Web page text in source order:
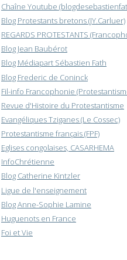
Chaîne Youtube
Blog Protestants bretons (JY.Carluer)
REGARDS PROTESTANTS
Blog Jean Baubérot
Blog Médiapart Sébastien Fath
Blog Frederic de Coninck
Fil-info Francophonie
Revue d'Histoire du Protestantisme
Evangéliques Tziganes (Le Cossec)
Protestantisme français (FPF)
Eglises congolaises, CASARHEMA
InfoChrétienne
Blog Catherine Kintzler
Ligue de l'enseignement
Blog Anne-Sophie Lamine
Huguenots en France
Foi et Vie